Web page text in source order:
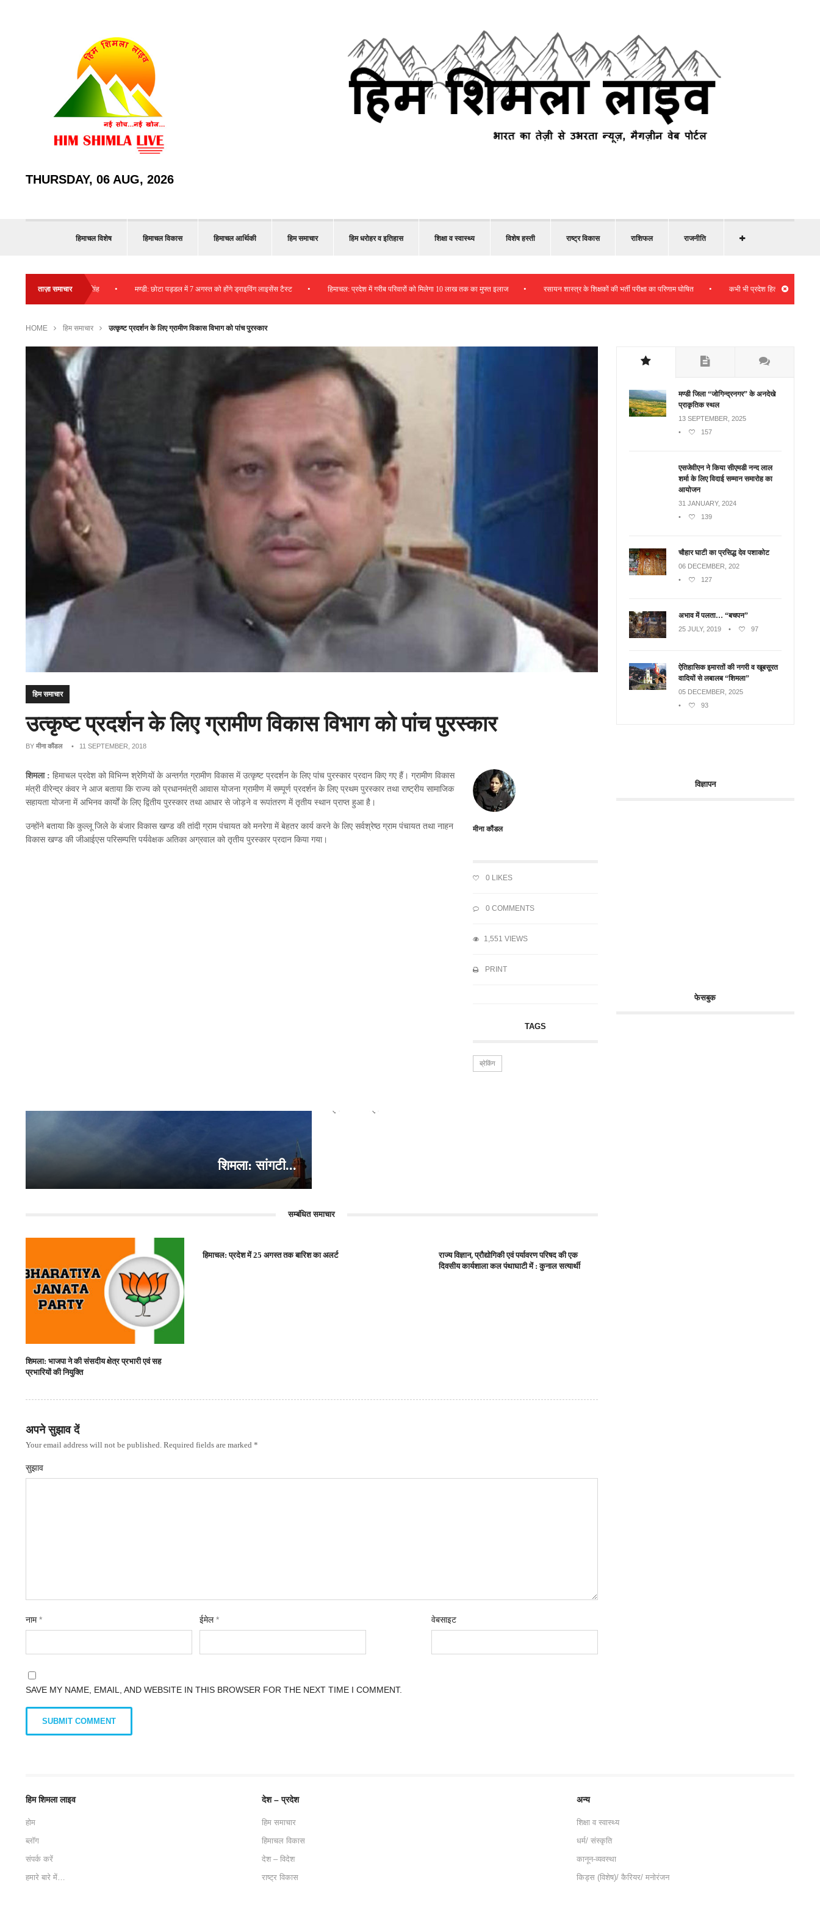
THURSDAY, 06 AUG, 2026
हिमाचल विशेष हिमाचल विकास हिमाचल आर्थिकी हिम समाचार हिम धरोहर व इतिहास शिक्षा व स्वास्थ्य विशेष हस्ती राष्ट्र विकास राशिफल राजनीति
ताज़ा समाचार
व्यय – विक्रमादित्य सिंह मण्डी: छोटा पड्डल में 7 अगस्त को होंगे ड्राइविंग लाइसेंस टैस्ट • हिमाचल: प्रदेश में गरीब परिवारों को मिलेगा 10 लाख तक का मुफ्त इलाज • रसायन शास्त्र के शिक्षकों की भर्ती परीक्षा का परिणाम घोषित • कभी भी प्रदेश हितों के साथ समझौता नहीं
HOME हिम समाचार उत्कृष्ट प्रदर्शन के लिए ग्रामीण विकास विभाग को पांच पुरस्कार
हिम समाचार
उत्कृष्ट प्रदर्शन के लिए ग्रामीण विकास विभाग को पांच पुरस्कार
BY मीना कौंडल • 11 SEPTEMBER, 2018
मीना कौंडल
0 LIKES
0 COMMENTS
1,551 VIEWS
PRINT
TAGS
ब्रेकिंग
शिमला : हिमाचल प्रदेश को विभिन्न श्रेणियों के अन्तर्गत ग्रामीण विकास में उत्कृष्ट प्रदर्शन के लिए पांच पुरस्कार प्रदान किए गए हैं। ग्रामीण विकास
मंत्री वीरेन्द्र कंवर ने आज बताया कि राज्य को प्रधानमंत्री आवास योजना ग्रामीण में सम्पूर्ण प्रदर्शन के लिए प्रथम पुरस्कार तथा राष्ट्रीय सामाजिक
सहायता योजना में अभिनव कार्यों के लिए द्वितीय पुरस्कार तथा आधार से जोड़ने व रूपांतरण में तृतीय स्थान प्राप्त हुआ है।
उन्होंने बताया कि कुल्लू जिले के बंजार विकास खण्ड की तांदी ग्राम पंचायत को मनरेगा में बेहतर कार्य करने के लिए सर्वश्रेष्ठ ग्राम पंचायत तथा नाहन
विकास खण्ड की जीआईएस परिसम्पत्ति पर्यवेक्षक अतिका अग्रवाल को तृतीय पुरस्कार प्रदान किया गया।
शिमला: सांगटी...
सम्बंधित समाचार
शिमला: भाजपा ने की संसदीय क्षेत्र प्रभारी एवं सह
प्रभारियों की नियुक्ति
हिमाचल: प्रदेश में 25 अगस्त तक बारिश का अलर्ट
राज्य विज्ञान, प्रौद्योगिकी एवं पर्यावरण परिषद की एक
दिवसीय कार्यशाला कल पंथाघाटी में : कुनाल सत्यार्थी
अपने सुझाव दें
Your email address will not be published. Required fields are marked *
सुझाव
नाम* ईमेल* वेबसाइट
SAVE MY NAME, EMAIL, AND WEBSITE IN THIS BROWSER FOR THE NEXT TIME I COMMENT.
मण्डी जिला “जोगिन्द्रनगर” के अनदेखे
प्राकृतिक स्थल
13 SEPTEMBER, 2025
•
157
एसजेवीएन ने किया सीएमडी नन्‍द लाल
शर्मा के लिए विदाई सम्मान समारोह का
आयोजन
31 JANUARY, 2024
•
139
चौहार घाटी का प्रसिद्ध देव पशाकोट
06 DECEMBER, 202
•
127
अभाव में पलता… “बचपन”
25 JULY, 2019 • 97
ऐतिहासिक इमारतों की नगरी व खूबसूरत
वादियों से लबालब “शिमला”
05 DECEMBER, 2025
•
93
विज्ञापन
फेसबुक
हिम शिमला लाइव
होम
ब्लॉग
संपर्क करें
हमारे बारे में…
देश – प्रदेश
हिम समाचार
हिमाचल विकास
देश – विदेश
राष्ट्र विकास
अन्य
शिक्षा व स्वास्थ्य
धर्म/ संस्कृति
कानून-व्यवस्था
किड्स (विशेष)/ कैरियर/ मनोरंजन